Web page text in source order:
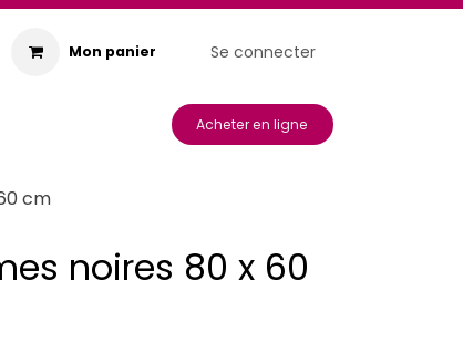
Mon panier Se connecter
Acheter en ligne
cm
noires 80 x 60